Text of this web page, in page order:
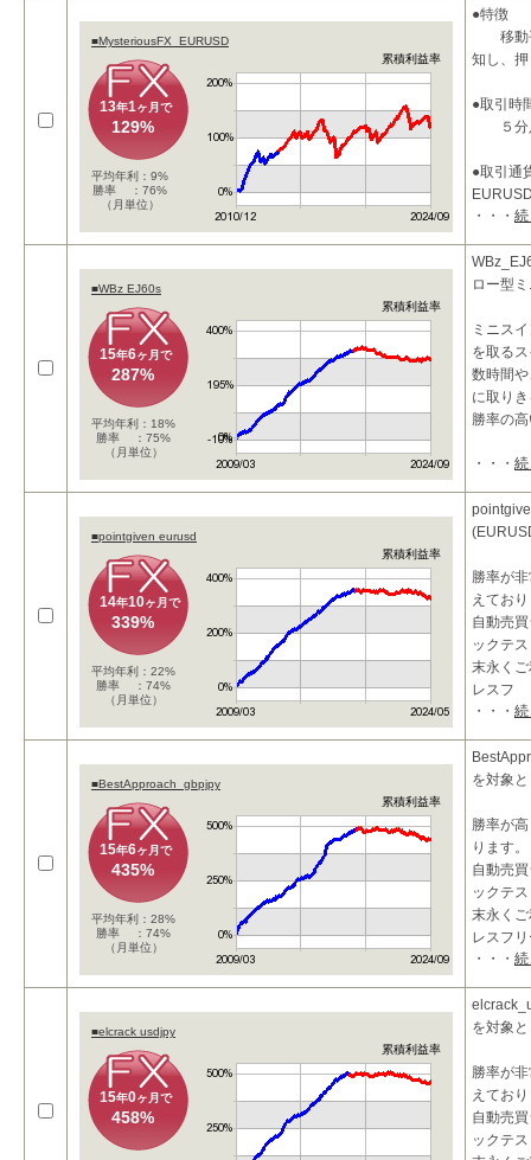
エント
■MysteriousFX_EURUSD
累積利益率
13年1ヶ月で
129%
平均年利：9%
勝率 ：76%
（月単位）
●特徴
移動平
知し、
●取引時
５分
●取引通
・・・
■WBz EJ60s
累積利益率
15年6ヶ月で
287%
平均年利：18%
勝率 ：75%
（月単位）
ロー型
ミニス
を取る
数時間
に取り
勝率の
こ・・・
■pointgiven eurusd
累積利益率
14年10ヶ月で
339%
平均年利：22%
勝率 ：74%
（月単位）
勝率が
えてお
自動売
ックテ
末永く
レスフ
・・・
■BestApproach_gbpjpy
累積利益率
15年6ヶ月で
435%
平均年利：28%
勝率 ：74%
（月単位）
を対象
勝率が
ります。
自動売
ックテ
末永く
レスフ
・・・
■elcrack usdjpy
累積利益率
15年0ヶ月で
458%
を対象
勝率が
えてお
自動売
ックテ